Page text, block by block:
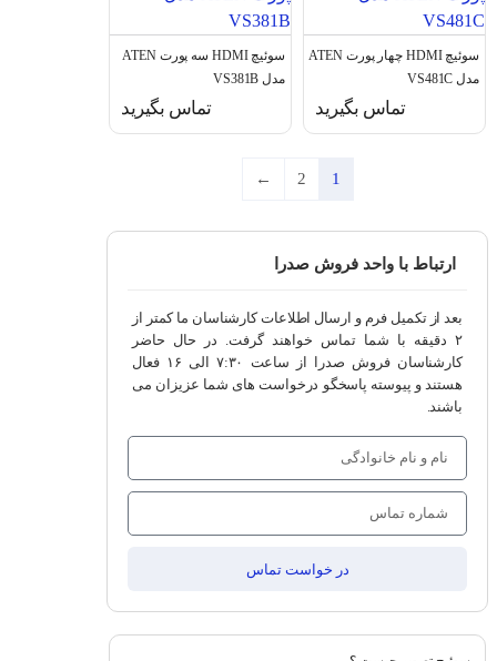
ارتباط با واحد فروش صدرا
بعد از تکمیل فرم و ارسال اطلاعات کارشناسان ما کمتر از
۲ دقیقه با شما تماس خواهند گرفت. در حال حاضر
کارشناسان فروش صدرا از ساعت ۷:۳۰ الی ۱۶ فعال
هستند و پیوسته پاسخگو درخواست های شما عزیزان می
باشند.
در خواست تماس
سوئیچ HDMI چهار پورت ATEN
مدل VS481C
تماس بگیرید
سوئیچ HDMI سه پورت ATEN
مدل VS381B
تماس بگیرید
1
2
←